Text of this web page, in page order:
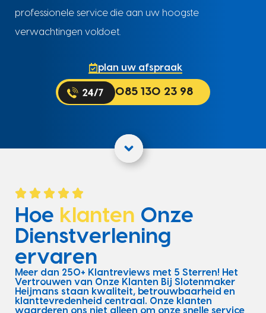
professionele service die aan uw hoogste
verwachtingen voldoet.
plan uw afspraak
085 130 23 98
Hoe klanten Onze
Dienstverlening
ervaren
Meer dan 250+ Klantreviews met 5 Sterren! Het
Vertrouwen van Onze Klanten Bij Slotenmaker
Heijmans staan kwaliteit, betrouwbaarheid en
klanttevredenheid centraal. Onze klanten
waarderen ons niet alleen om onze snelle service